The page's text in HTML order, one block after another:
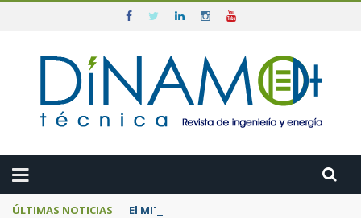
ÚLTIMAS NOTICIAS El MITECO prepara una subasta de 600